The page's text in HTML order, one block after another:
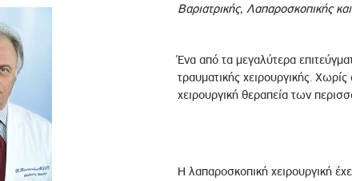
Διεύθυνση Εσωτερικού Ελέγχου Κανονισμός Λειτουργίας
Έκθεσης Βιώσιμης Ανάπτυξης 2023
Έκθεση Βιώσιμης Ανάπτυξης 2024
Πολιτική Δέουσας Επιμέλειας Τρίτων Μερών
Ασθενών
Βαριατρικής, Λαπαροσκοπικής
Ένα από τα μεγαλύτερα
τραυματικής χειρουργικής.
χειρουργική θεραπεία των
Η λαπαροσκοπική χειρουργική